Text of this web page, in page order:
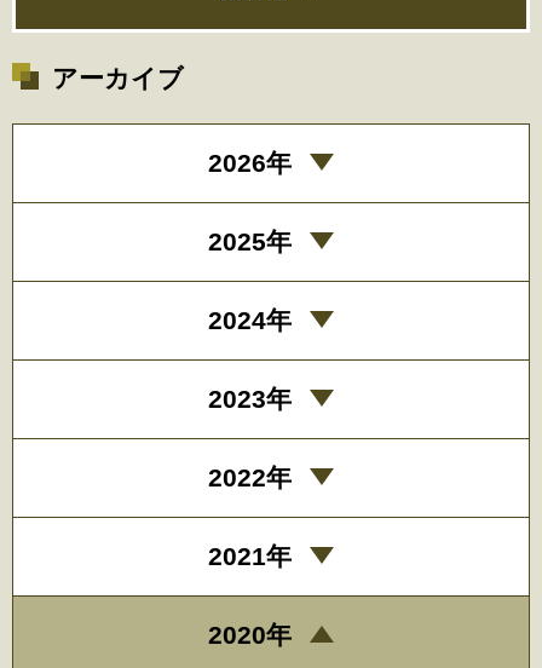
アーカイブ
2026年
2025年
2024年
2023年
2022年
2021年
2020年